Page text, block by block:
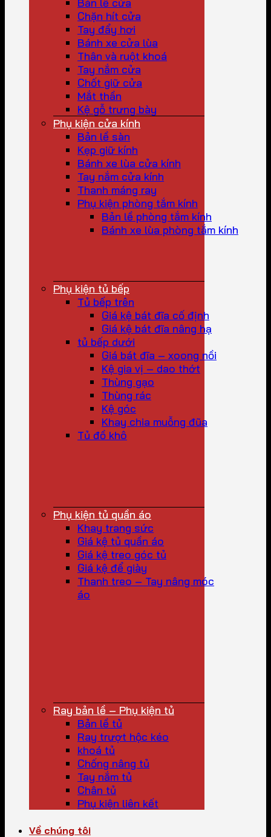
Chặn hít cửa
Tay đẩy hơi
Bánh xe cửa lùa
Thân và ruột khoá
Tay nắm cửa
Chốt giữ cửa
Mắt thần
Kệ gỗ trưng bày
Phụ kiện cửa kính
Bản lề sàn
Kẹp giữ kính
Bánh xe lùa cửa kính
Tay nắm cửa kính
Thanh máng ray
Phụ kiện phòng tắm kính
Bản lề phòng tắm kính
Bánh xe lùa phòng tắm kính
Phụ kiện tủ bếp
Tủ bếp trên
Giá kệ bát đĩa cố định
Giá kệ bát đĩa nâng hạ
tủ bếp dưới
Giá bát đĩa – xoong nồi
Kệ gia vị – dao thớt
Thùng gạo
Thùng rác
Kệ góc
Khay chia muỗng đũa
Tủ đồ khô
Phụ kiện tủ quần áo
Khay trang sức
Giá kệ tủ quần áo
Giá kệ treo góc tủ
Giá kệ để giày
Thanh treo – Tay nâng móc
áo
Ray bản lề – Phụ kiện tủ
Bản lề tủ
Ray trượt hộc kéo
khoá tủ
Chống nâng tủ
Tay nắm tủ
Chân tủ
Phụ kiện liên kết
Về chúng tôi